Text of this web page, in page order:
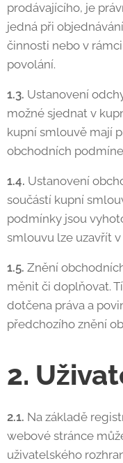
prodávajícího, je
jedná při
činnosti nebo v
povolání.
1.3. Ustanovení
možné sjednat v
kupní smlouvě mají
obchodních
1.4. Ustanovení
součástí kupní
podmínky jsou
smlouvu lze uzavřít
1.5. Znění
měnit či doplňovat.
dotčena práva a
předchozího znění
2.
2.1. Na základě
webové stránce
uživatelského